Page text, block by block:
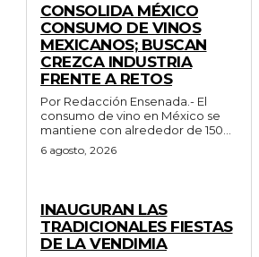
CONSOLIDA MÉXICO
CONSUMO DE VINOS
MEXICANOS; BUSCAN
CREZCA INDUSTRIA
FRENTE A RETOS
Por Redacción Ensenada.- El
consumo de vino en México se
mantiene con alrededor de 150...
6 agosto, 2026
INAUGURAN LAS
TRADICIONALES FIESTAS
DE LA VENDIMIA